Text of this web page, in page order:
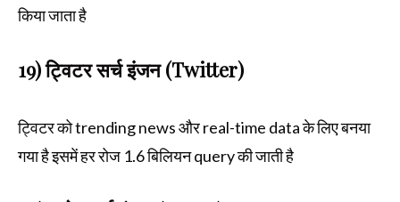
किया जाता है
19) ट्विटर सर्च इंजन (Twitter)
ट्विटर को trending news और real-time data के लिए बनया
गया है इसमें हर रोज 1.6 बिलियन query की जाती है